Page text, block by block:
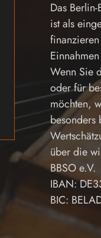
Das
ist als
Wenn Sie
oder für
möchten,
besonders
über die
BBSO e.V.
IBAN:
BIC: